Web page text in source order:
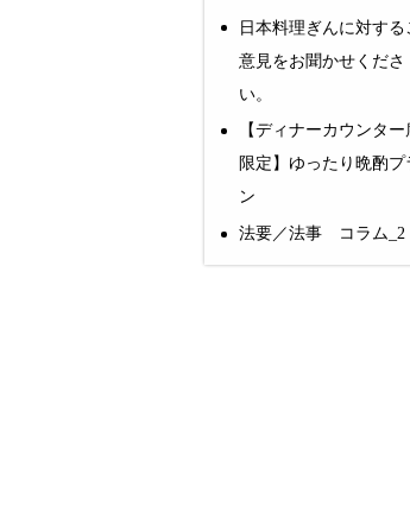
日本料理ぎんに対する
意見をお聞かせくださ
い。
【ディナーカウンター
限定】ゆったり晩酌プ
ン
法要／法事 コラム_2